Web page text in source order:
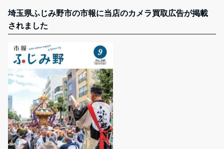
埼玉県ふじみ野市の市報に当店のカメラ買取広告が掲載
されました